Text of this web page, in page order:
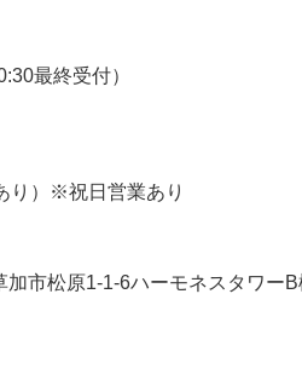
最終受付）
り）※祝日営業あり
加市松原1-1-6ハーモネスタワー